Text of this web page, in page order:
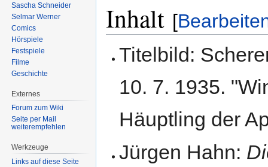
Inhalt [
Titelbild:
10. 7. 1935.
Häuptling der
Jürgen Hahn:
Sascha Schneider
Selmar Werner
Comics
Hörspiele
Festspiele
Filme
Geschichte
Externes
Forum zum Wiki
Seite per Mail
weiterempfehlen
Werkzeuge
Links auf diese Seite